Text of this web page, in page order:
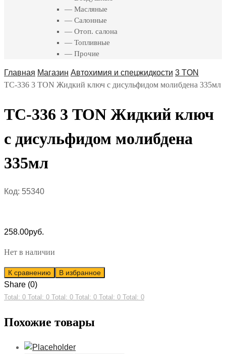
— Масляные
— Салонные
— Отоп. салона
— Топливные
— Прочие
Главная Магазин Автохимия и спецжидкости 3 TON
ТС-336 3 TON Жидкий ключ с дисульфидом молибдена 335мл
ТС-336 3 TON Жидкий ключ
с дисульфидом молибдена
335мл
Код: 55340
258.00руб.
Нет в наличии
К сравнению В избранное
Share (0)
Total: 0 Total: 0 Total: 0 Total: 0 Total: 0 Total: 0
Похожие товары